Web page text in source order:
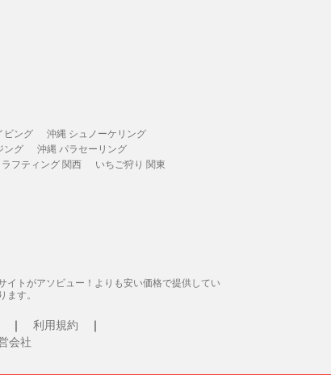
ビング
沖縄 シュノーケリング
ング
沖縄 パラセーリング
ラフティング 関西
いちご狩り 関東
トがアソビュー！よりも安い価格で提供してい
す。
利用規約
会社